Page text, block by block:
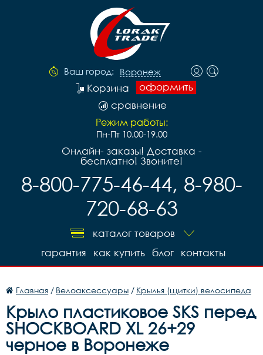
Ваш город: Воронеж
оформить
Корзина
сравнение
Режим работы:
Пн-Пт 10.00-19.00
Онлайн- заказы! Доставка -
бесплатно! Звоните!
8-800-775-46-44, 8-980-
720-68-63
каталог товаров
контакты
блог
как купить
гарантия
Главная / Велоаксессуары / Крылья (щитки) велосипеда
Крыло пластиковое SKS перед
SHOCKBOARD XL 26+29
черное в Воронеже